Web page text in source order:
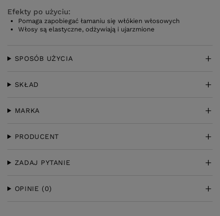
Efekty po użyciu:
Pomaga zapobiegać łamaniu się włókien włosowych
Włosy są elastyczne, odżywiają i ujarzmione
SPOSÓB UŻYCIA
SKŁAD
MARKA
PRODUCENT
ZADAJ PYTANIE
OPINIE (0)